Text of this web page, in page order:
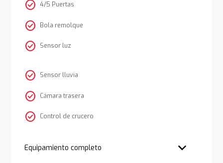
check_circle 4/5 Puertas
check_circle Bola remolque
check_circle Sensor luz
check_circle Sensor lluvia
check_circle Cámara trasera
check_circle Control de crucero
Equipamiento completo